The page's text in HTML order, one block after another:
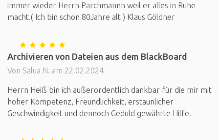
immer wieder Herrn Parchmannn weil er alles in Ruhe
macht.( Ich bin schon 80Jahre alt ) Klaus Göldner
Archivieren von Dateien aus dem BlackBoard
Von Salua N. am 22.02.2024
Herrn Heiß bin ich außerordentlich dankbar für die mir mit
hoher Kompetenz, Freundlichkeit, erstaunlicher
Geschwindigkeit und dennoch Geduld gewährte Hilfe.